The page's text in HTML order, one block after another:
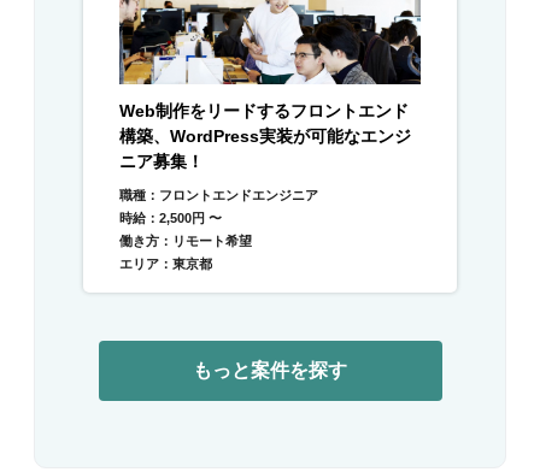
Web制作をリードするフロントエンド
構築、WordPress実装が可能なエンジ
ニア募集！
職種：フロントエンドエンジニア
時給：2,500円 〜
働き方：リモート希望
エリア：東京都
もっと案件を探す